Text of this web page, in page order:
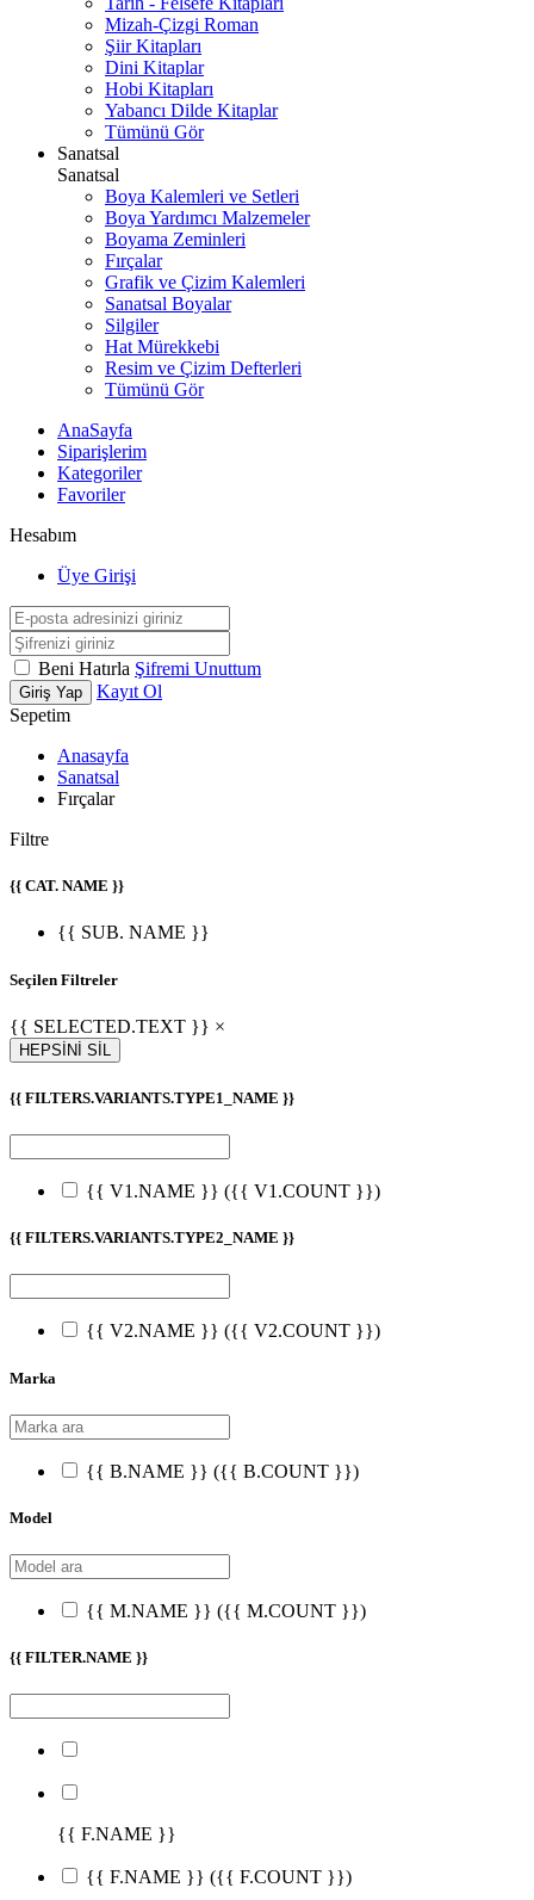
Mizah-Çizgi Roman
Şiir Kitapları
Dini Kitaplar
Hobi Kitapları
Yabancı Dilde Kitaplar
Tümünü Gör
Sanatsal
Sanatsal
Boya Kalemleri ve Setleri
Boya Yardımcı Malzemeler
Boyama Zeminleri
Fırçalar
Grafik ve Çizim Kalemleri
Sanatsal Boyalar
Silgiler
Hat Mürekkebi
Resim ve Çizim Defterleri
Tümünü Gör
AnaSayfa
Siparişlerim
Kategoriler
Favoriler
Hesabım
Üye Girişi
Beni Hatırla Şifremi Unuttum
Giriş Yap
Kayıt Ol
Sepetim
Anasayfa
Sanatsal
Fırçalar
Filtre
{{ CAT. NAME }}
{{ SUB. NAME }}
Seçilen Filtreler
{{ SELECTED.TEXT }} ×
HEPSİNİ SİL
{{ FILTERS.VARIANTS.TYPE1_NAME }}
{{ V1.NAME }} ({{ V1.COUNT }})
{{ FILTERS.VARIANTS.TYPE2_NAME }}
{{ V2.NAME }} ({{ V2.COUNT }})
Marka
{{ B.NAME }} ({{ B.COUNT }})
Model
{{ M.NAME }} ({{ M.COUNT }})
{{ FILTER.NAME }}
{{ F.NAME }}
{{ F.NAME }} ({{ F.COUNT }})